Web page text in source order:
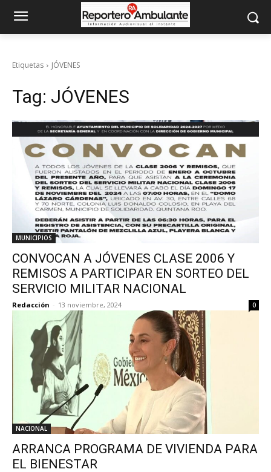
Etiquetas JÓVENES
Tag: JÓVENES
MUNICIPIOS
CONVOCAN A JÓVENES CLASE 2006 Y
REMISOS A PARTICIPAR EN SORTEO DEL
SERVICIO MILITAR NACIONAL
Redacción - 13 noviembre, 2024 0
NACIONAL
ARRANCA PROGRAMA DE VIVIENDA PARA
EL BIENESTAR